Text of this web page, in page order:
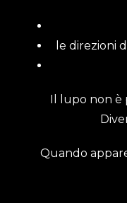
le direzioni
Il lupo non è
Quando